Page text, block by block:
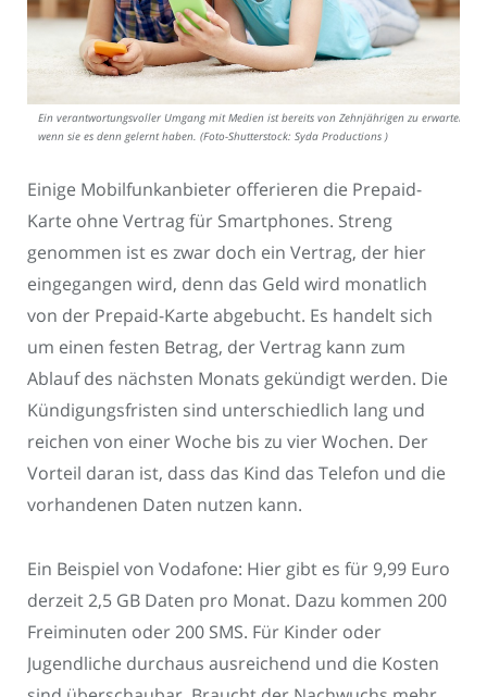
Ein verantwortungsvoller Umgang mit Medien ist bereits von Zehnjährigen zu erwarten,
wenn sie es denn gelernt haben. (Foto-Shutterstock: Syda Productions )
Einige Mobilfunkanbieter offerieren die Prepaid-
Karte ohne Vertrag für Smartphones. Streng
genommen ist es zwar doch ein Vertrag, der hier
eingegangen wird, denn das Geld wird monatlich
von der Prepaid-Karte abgebucht. Es handelt sich
um einen festen Betrag, der Vertrag kann zum
Ablauf des nächsten Monats gekündigt werden. Die
Kündigungsfristen sind unterschiedlich lang und
reichen von einer Woche bis zu vier Wochen. Der
Vorteil daran ist, dass das Kind das Telefon und die
vorhandenen Daten nutzen kann.
Ein Beispiel von Vodafone: Hier gibt es für 9,99 Euro
derzeit 2,5 GB Daten pro Monat. Dazu kommen 200
Freiminuten oder 200 SMS. Für Kinder oder
Jugendliche durchaus ausreichend und die Kosten